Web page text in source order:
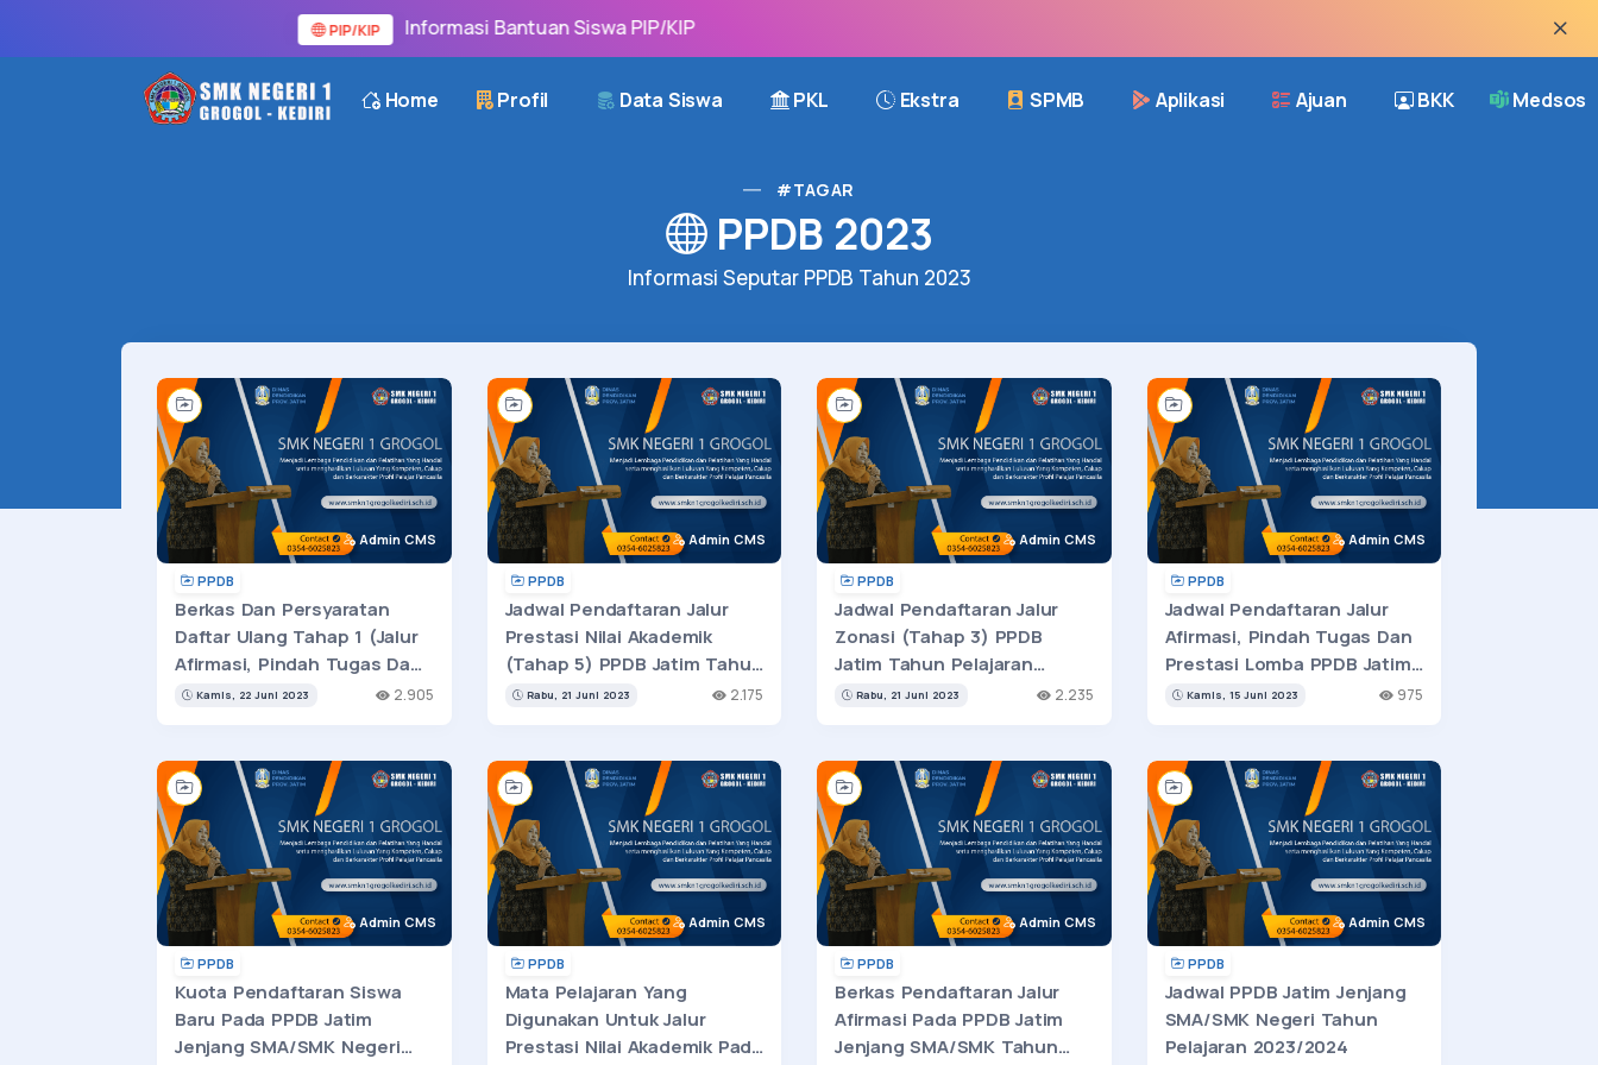
PIP/KIP Informasi Bantuan Siswa PIP/KIP
Home Profil Data Siswa PKL Ekstra SPMB Aplikasi Ajuan BKK Medsos
#TAGAR
PPDB 2023
Informasi Seputar PPDB Tahun 2023
Admin CMS
PPDB
Berkas Dan Persyaratan
Daftar Ulang Tahap 1 (Jalur
Afirmasi, Pindah Tugas Dan
Prestasi Lomba) PPDB
Kamis, 22 Juni 2023 2.905
Admin CMS
PPDB
Jadwal Pendaftaran Jalur
Prestasi Nilai Akademik
(Tahap 5) PPDB Jatim Tahun
Pelajaran 2023/2024
Rabu, 21 Juni 2023 2.175
Admin CMS
PPDB
Jadwal Pendaftaran Jalur
Zonasi (Tahap 3) PPDB
Jatim Tahun Pelajaran
2023/2024
Rabu, 21 Juni 2023 2.235
Admin CMS
PPDB
Jadwal Pendaftaran Jalur
Afirmasi, Pindah Tugas Dan
Prestasi Lomba PPDB Jatim
2023
Kamis, 15 Juni 2023 975
Admin CMS
PPDB
Kuota Pendaftaran Siswa
Baru Pada PPDB Jatim
Jenjang SMA/SMK Negeri
Admin CMS
PPDB
Mata Pelajaran Yang
Digunakan Untuk Jalur
Prestasi Nilai Akademik Pada
Admin CMS
PPDB
Berkas Pendaftaran Jalur
Afirmasi Pada PPDB Jatim
Jenjang SMA/SMK Tahun
Admin CMS
PPDB
Jadwal PPDB Jatim Jenjang
SMA/SMK Negeri Tahun
Pelajaran 2023/2024